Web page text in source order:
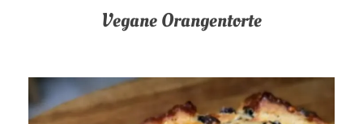
Vegane Orangentorte